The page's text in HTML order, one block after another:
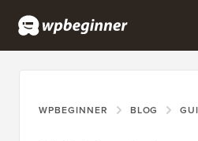
WPBEGINNER BLOG